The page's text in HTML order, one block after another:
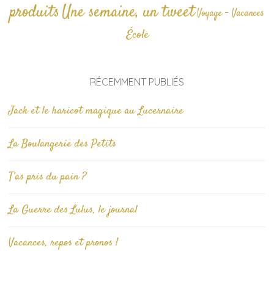
produitsUne semaine, un tweetVoyage - Vacances
École
RÉCEMMENT PUBLIÉS
Jack et le haricot magique au Lucernaire
La Boulangerie des Petits
T’as pris du pain ?
La Guerre des Lulus, le journal
Vacances, repos et pronos !